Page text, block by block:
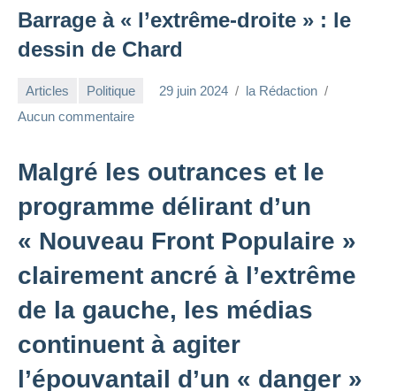
Barrage à « l’extrême-droite » : le
dessin de Chard
Articles Politique 29 juin 2024
la Rédaction
Aucun commentaire
Malgré les outrances et le
programme délirant d’un
« Nouveau Front Populaire »
clairement ancré à l’extrême
de la gauche, les médias
continuent à agiter
l’épouvantail d’un « danger »